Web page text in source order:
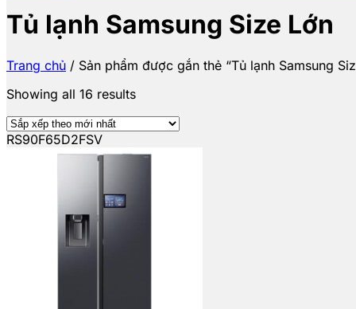
Tủ lạnh Samsung Size Lớn
Trang chủ / Sản phẩm được gắn thẻ “Tủ lạnh Samsung
Showing all 16 results
RS90F65D2FSV